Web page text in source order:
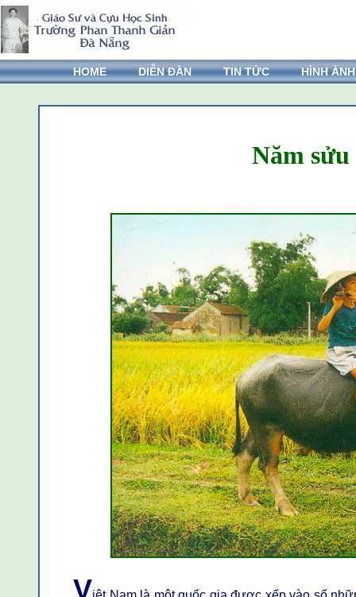
HOME DIỄN ĐÀN TIN TỨC HÌNH ẢNH
Năm
V